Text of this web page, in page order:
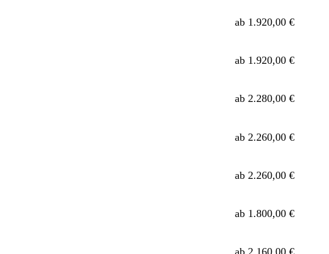
ab 1.920,00 €
ab 1.920,00 €
ab 2.280,00 €
ab 2.260,00 €
ab 2.260,00 €
ab 1.800,00 €